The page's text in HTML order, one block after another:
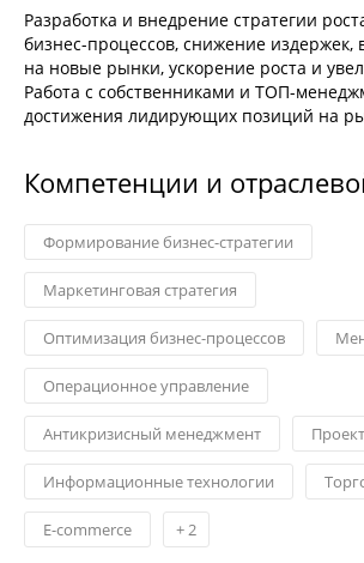
Разработка и внедрение стратегии
бизнес-процессов, снижение издержек,
на новые рынки, ускорение роста и
Работа с собственниками и ТОП-
достижения лидирующих позиций на
Компетенции и
Формирование бизнес-стратегии
Маркетинговая стратегия
Оптимизация бизнес-процессов
Операционное управление
Антикризисный менеджмент
Информационные технологии
E-commerce +2